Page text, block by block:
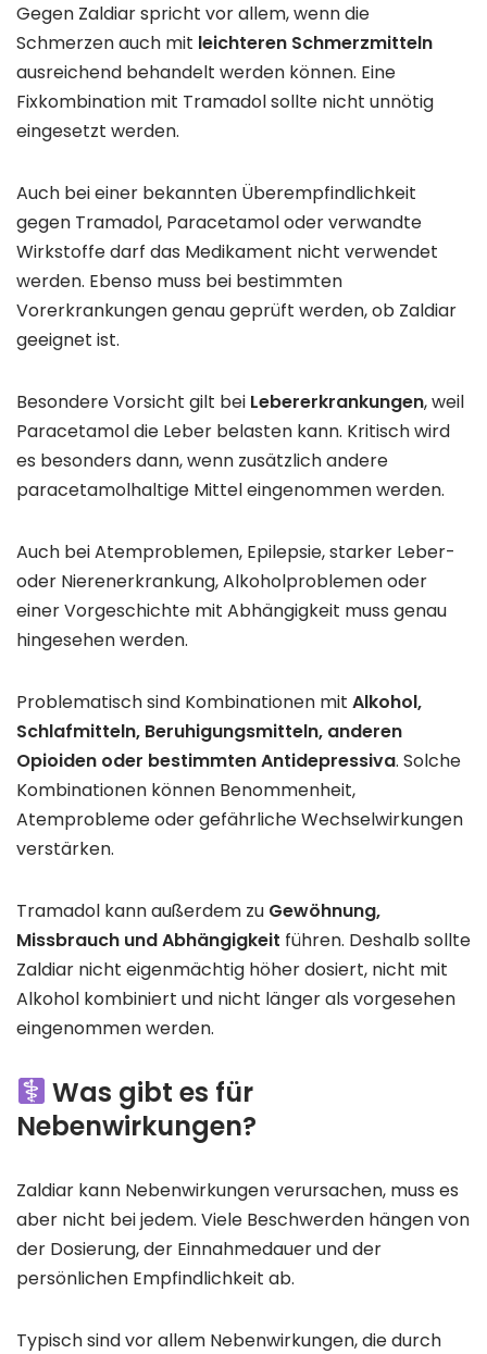
Gegen Zaldiar spricht vor allem, wenn die
Schmerzen auch mit leichteren Schmerzmitteln
ausreichend behandelt werden können. Eine
Fixkombination mit Tramadol sollte nicht unnötig
eingesetzt werden.
Auch bei einer bekannten Überempfindlichkeit
gegen Tramadol, Paracetamol oder verwandte
Wirkstoffe darf das Medikament nicht verwendet
werden. Ebenso muss bei bestimmten
Vorerkrankungen genau geprüft werden, ob Zaldiar
geeignet ist.
Besondere Vorsicht gilt bei Lebererkrankungen, weil
Paracetamol die Leber belasten kann. Kritisch wird
es besonders dann, wenn zusätzlich andere
paracetamolhaltige Mittel eingenommen werden.
Auch bei Atemproblemen, Epilepsie, starker Leber-
oder Nierenerkrankung, Alkoholproblemen oder
einer Vorgeschichte mit Abhängigkeit muss genau
hingesehen werden.
Problematisch sind Kombinationen mit Alkohol,
Schlafmitteln, Beruhigungsmitteln, anderen
Opioiden oder bestimmten Antidepressiva. Solche
Kombinationen können Benommenheit,
Atemprobleme oder gefährliche Wechselwirkungen
verstärken.
Tramadol kann außerdem zu Gewöhnung,
Missbrauch und Abhängigkeit führen. Deshalb sollte
Zaldiar nicht eigenmächtig höher dosiert, nicht mit
Alkohol kombiniert und nicht länger als vorgesehen
eingenommen werden.
Was gibt es für
Nebenwirkungen?
Zaldiar kann Nebenwirkungen verursachen, muss es
aber nicht bei jedem. Viele Beschwerden hängen von
der Dosierung, der Einnahmedauer und der
persönlichen Empfindlichkeit ab.
Typisch sind vor allem Nebenwirkungen, die durch